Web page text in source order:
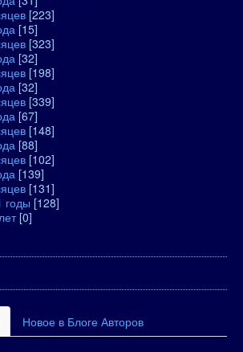
[223]
[15]
[323]
[32]
[198]
[32]
[339]
[67]
[148]
[88]
[102]
[139]
[131]
годы [128]
[0]
Новое в Блоге Авторов